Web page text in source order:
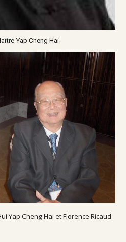
Yap Cheng Hai
Yap Cheng Hai et Florence Ricaud